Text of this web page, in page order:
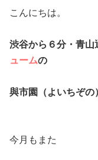
こんにちは。
渋谷から６分・青山
ュームの
與市園（よいちぞの
今月もまた